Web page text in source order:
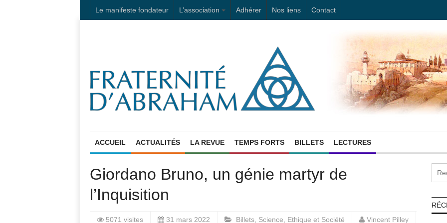
Le manifeste fondateur L’association Adhérer Nos liens Contact
ACCUEIL ACTUALITÉS LA REVUE TEMPS FORTS BILLETS LECTURES
Giordano Bruno, un génie martyr de
l’Inquisition
5071 visites 31 mars 2022 Billets Science, Ethique et Société Vincent Pilley